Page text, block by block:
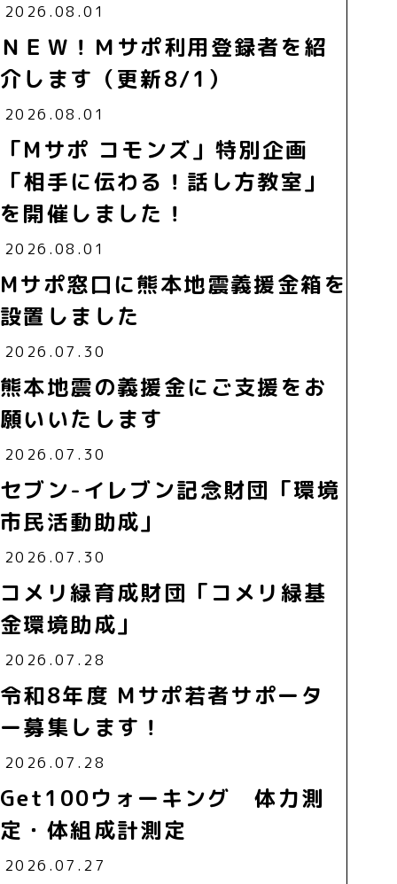
2026.08.01
ＮＥＷ！Ｍサポ利用登録者を紹
介します（更新8/1）
2026.08.01
「Mサポ コモンズ」特別企画
「相手に伝わる！話し方教室」
を開催しました！
2026.08.01
Mサポ窓口に熊本地震義援金箱を
設置しました
2026.07.30
熊本地震の義援金にご支援をお
願いいたします
2026.07.30
セブン-イレブン記念財団「環境
市民活動助成」
2026.07.30
コメリ緑育成財団「コメリ緑基
金環境助成」
2026.07.28
令和8年度 Mサポ若者サポータ
ー募集します！
2026.07.28
Get100ウォーキング 体力測
定・体組成計測定
2026.07.27